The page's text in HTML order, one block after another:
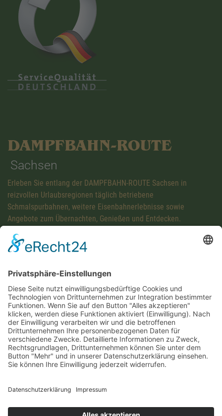
DAMPFBAHN-ROUTE
Sachsen
Erleben Sie entlang der DAMPFBAHN-ROUTE Sachsen in
reizvollen Urlaubsregionen täglich betriebene
Schmalspurbahnen, weitere Eisenbahnerlebnisse sowie
Angebote zum Übernachten, Genießen und Entdecken.
Diese Maßnahme wird mitfinanziert mit Steuermitteln auf